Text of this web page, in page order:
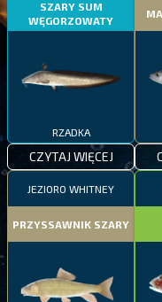
SZARY SUM
WĘGORZOWATY
RZADKA
CZYTAJ WIĘCEJ
JEZIORO WHITNEY
PRZYSSAWNIK SZARY